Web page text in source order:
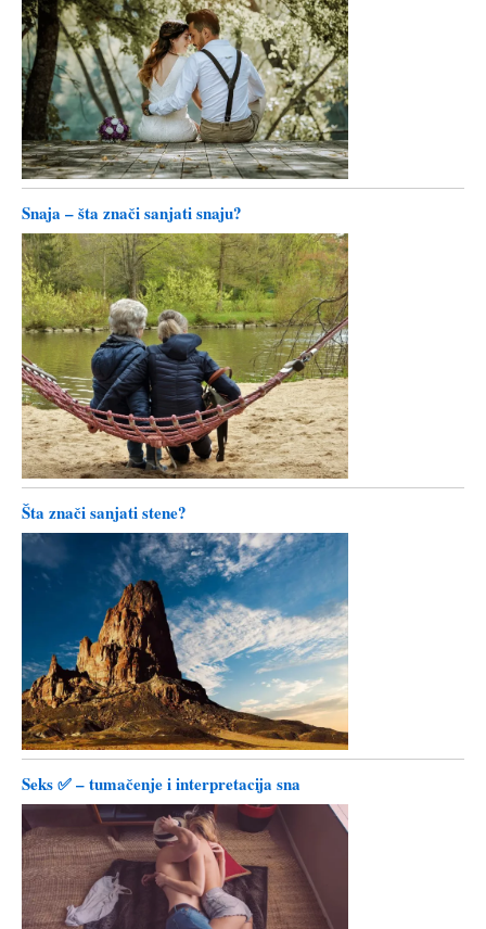
Snaja – šta znači sanjati snaju?
Šta znači sanjati stene?
Seks ✅ – tumačenje i interpretacija sna